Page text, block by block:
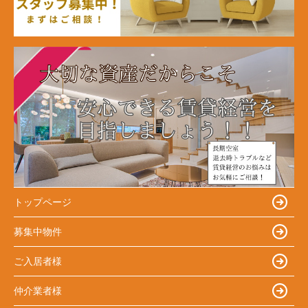
トップページ
募集中物件
ご入居者様
仲介業者様